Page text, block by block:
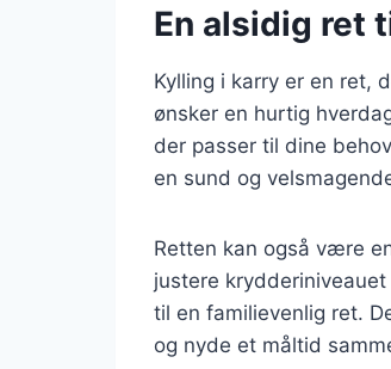
En alsidig ret
Kylling i karry er en ret,
ønsker en hurtig
der passer til dine
en sund og
Retten kan også være
justere
til en familievenlig ret.
og nyde et måltid